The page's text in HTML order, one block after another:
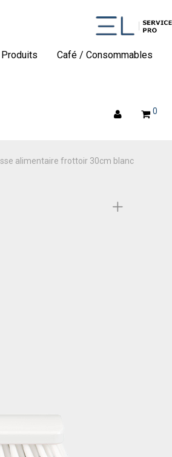
Produits Café / Consommables
0
alimentaire frottoir 30cm blanc